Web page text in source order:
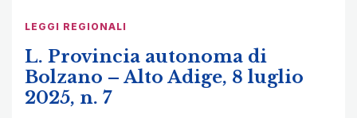
LEGGI REGIONALI
L. Provincia autonoma di
Bolzano – Alto Adige, 8 luglio
2025, n. 7